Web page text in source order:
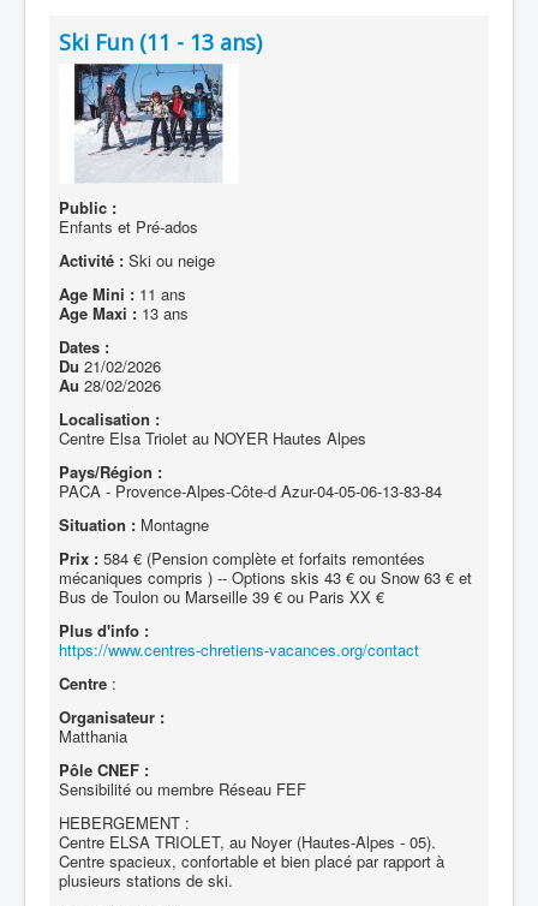
Ski Fun (11 - 13 ans)
Public :
Enfants et Pré-ados
Activité : Ski ou neige
Age Mini : 11 ans
Age Maxi : 13 ans
Dates :
Du 21/02/2026
Au 28/02/2026
Localisation :
Centre Elsa Triolet au NOYER Hautes Alpes
Pays/Région :
PACA - Provence-Alpes-Côte-d Azur-04-05-06-13-83-84
Situation : Montagne
Prix : 584 € (Pension complète et forfaits remontées
mécaniques compris ) -- Options skis 43 € ou Snow 63 € et
Bus de Toulon ou Marseille 39 € ou Paris XX €
Plus d'info :
https://www.centres-chretiens-vacances.org/contact
Centre :
Organisateur :
Matthania
Pôle CNEF :
Sensibilité ou membre Réseau FEF
HEBERGEMENT :
Centre ELSA TRIOLET, au Noyer (Hautes-Alpes - 05).
Centre spacieux, confortable et bien placé par rapport à
plusieurs stations de ski.